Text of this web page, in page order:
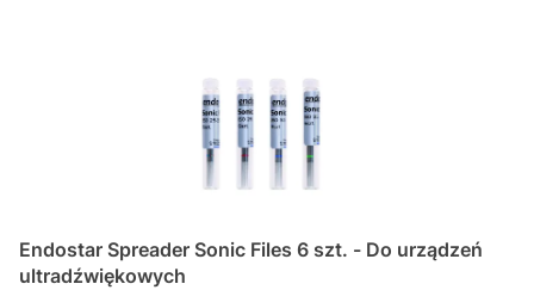
Endostar Spreader Sonic Files 6 szt. - Do urządzeń
ultradźwiękowych